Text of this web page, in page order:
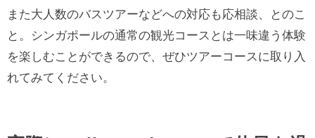
また大人数のバスツアーなどへの対応も応相談、とのこ
と。シンガポールの通常の観光コースとは一味違う体験
を楽しむことができるので、ぜひツアーコースに取り入
れてみてください。